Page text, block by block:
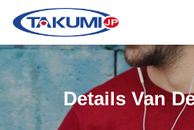
Details Van